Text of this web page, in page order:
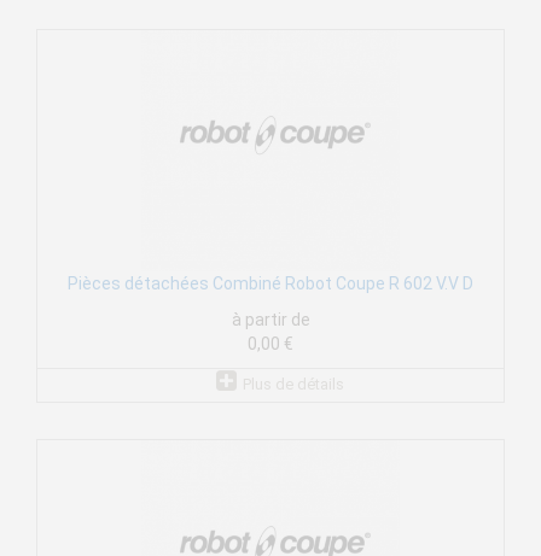
Pièces détachées Combiné Robot Coupe R 602 V.V D
à partir de
0,00 €